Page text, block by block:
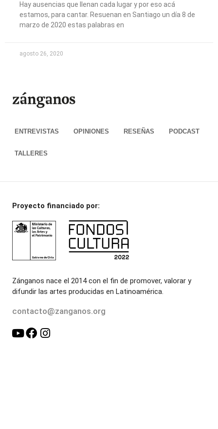
Hay ausencias que llenan cada lugar y por eso acá
estamos, para cantar. Resuenan en Santiago un día 8 de
marzo de 2020 estas palabras en
agosto 26, 2020
ENTREVISTAS OPINIONES RESEÑAS PODCAST
TALLERES
Proyecto financiado por:
Zánganos nace el 2014 con el fin de promover, valorar y
difundir las artes producidas en Latinoamérica.
contacto@zanganos.org